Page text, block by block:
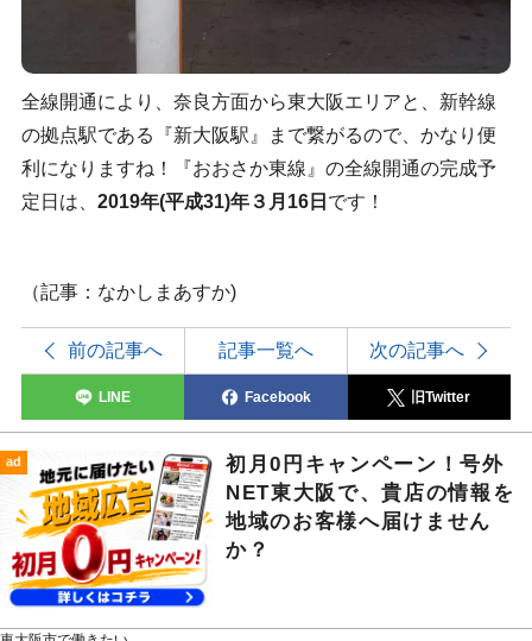
全線開通により、奈良方面から東大阪エリアと、新幹線
の拠点駅である『新大阪駅』まで繋がるので、かなり便
利になりますね！『おおさか東線』の全線開通の完成予
定日は、 2019年(平成31)年３月16日 です！
（記事：なかしまあすか)
前の記事へ 記事一覧へ 次の記事へ
LINE Facebook 旧Twitter
ad
初月0円キャンペーン！号外
NET東大阪で、貴店の情報を
地域のお客様へ届けません
か？